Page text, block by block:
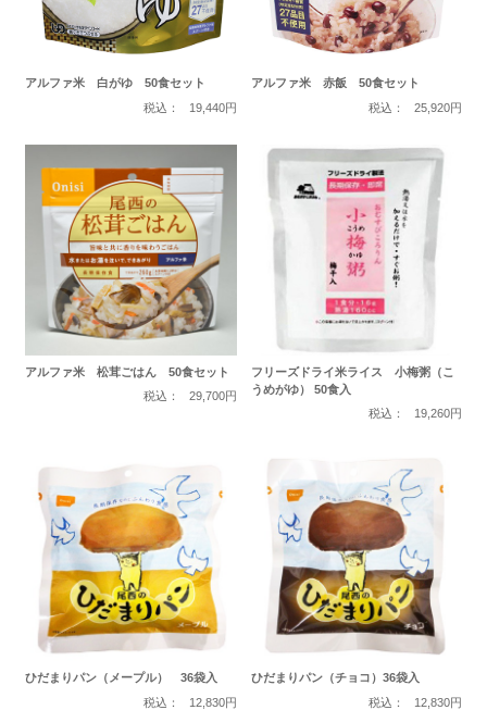
アルファ米 白がゆ 50食セット
税込：
19,440円
アルファ米 赤飯 50食セット
税込：
25,920円
アルファ米 松茸ごはん 50食セット
税込：
29,700円
フリーズドライ米ライス 小梅粥（こ
うめがゆ） 50食入
税込：
19,260円
ひだまりパン（メープル） 36袋入
税込：
12,830円
ひだまりパン（チョコ）36袋入
税込：
12,830円